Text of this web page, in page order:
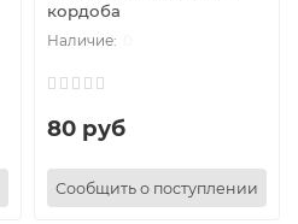
кордоба
80 руб
Сообщить о поступлении